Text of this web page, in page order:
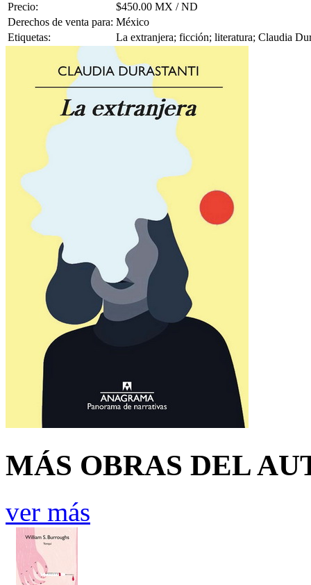
Precio:
$450.00 MX / ND
Derechos de venta para: México
Etiquetas:
La extranjera; ficción; literatura; Claudia
MÁS OBRAS DEL
ver más